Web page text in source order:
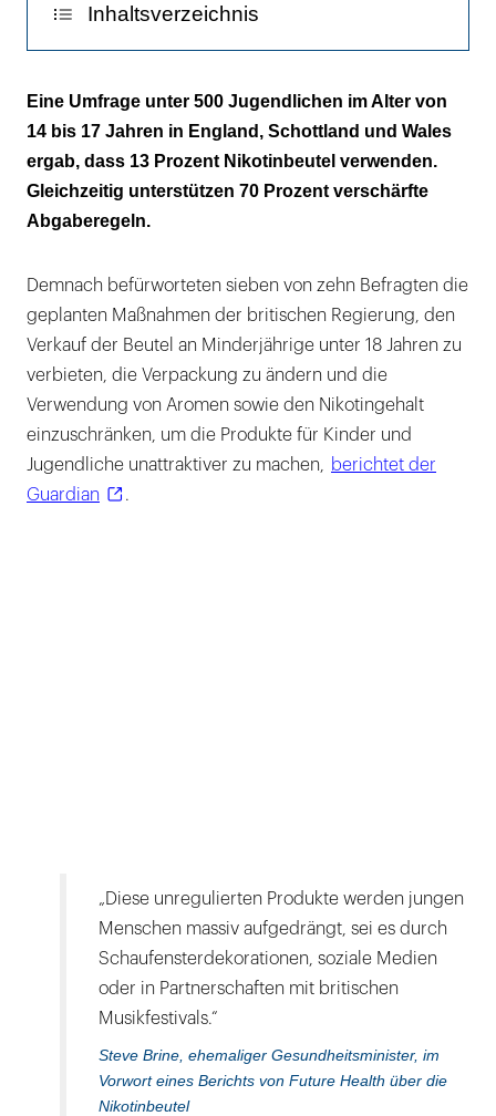
Inhaltsverzeichnis
73 Prozent wünschen sich Einschränkungen
für Werbung und Verkauf
500.000 Briten konsumieren Nikotin
Eine Umfrage unter 500 Jugendlichen im Alter von
14 bis 17 Jahren in England, Schottland und Wales
ergab, dass 13 Prozent Nikotinbeutel verwenden.
Gleichzeitig unterstützen 70 Prozent verschärfte
Abgaberegeln.
Demnach befürworteten sieben von zehn Befragten die
geplanten Maßnahmen der britischen Regierung, den
Verkauf der Beutel an Minderjährige unter 18 Jahren zu
verbieten, die Verpackung zu ändern und die
Verwendung von Aromen sowie den Nikotingehalt
einzuschränken, um die Produkte für Kinder und
Jugendliche unattraktiver zu machen,
berichtet der
Guardian
.
„Diese unregulierten Produkte werden jungen
Menschen massiv aufgedrängt, sei es durch
Schaufensterdekorationen, soziale Medien
oder in Partnerschaften mit britischen
Musikfestivals.“
Steve Brine, ehemaliger Gesundheitsminister, im
Vorwort eines Berichts von Future Health über die
Nikotinbeutel